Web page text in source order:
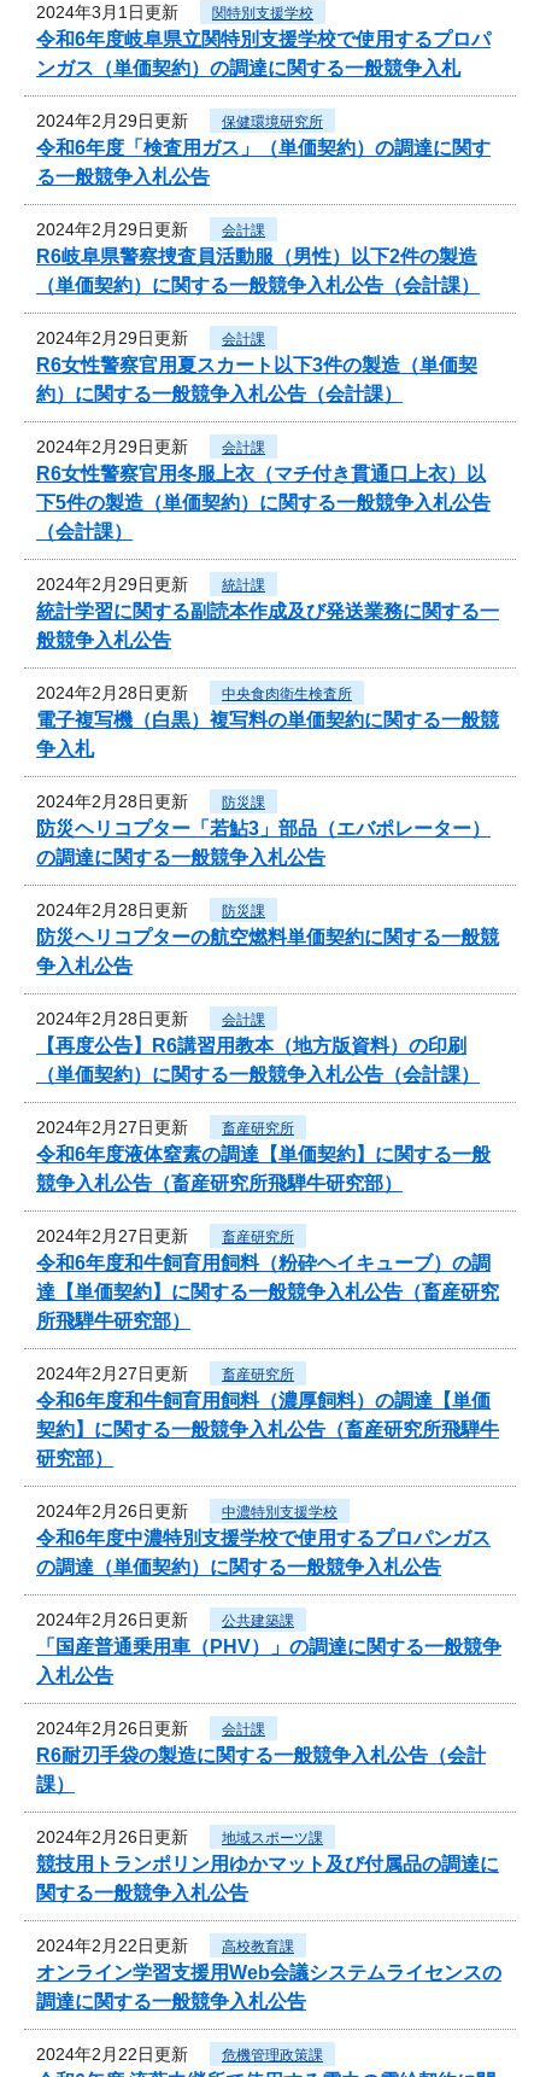
2024年3月1日更新 関特別支援学校
令和6年度岐阜県立関特別支援学校で使用するプロパ
ンガス（単価契約）の調達に関する一般競争入札
2024年2月29日更新 保健環境研究所
令和6年度「検査用ガス」（単価契約）の調達に関す
る一般競争入札公告
2024年2月29日更新 会計課
R6岐阜県警察捜査員活動服（男性）以下2件の製造
（単価契約）に関する一般競争入札公告（会計課）
2024年2月29日更新 会計課
R6女性警察官用夏スカート以下3件の製造（単価契
約）に関する一般競争入札公告（会計課）
2024年2月29日更新 会計課
R6女性警察官用冬服上衣（マチ付き貫通口上衣）以
下5件の製造（単価契約）に関する一般競争入札公告
（会計課）
2024年2月29日更新 統計課
統計学習に関する副読本作成及び発送業務に関する一
般競争入札公告
2024年2月28日更新 中央食肉衛生検査所
電子複写機（白黒）複写料の単価契約に関する一般競
争入札
2024年2月28日更新 防災課
防災ヘリコプター「若鮎3」部品（エバポレーター）
の調達に関する一般競争入札公告
2024年2月28日更新 防災課
防災ヘリコプターの航空燃料単価契約に関する一般競
争入札公告
2024年2月28日更新 会計課
【再度公告】R6講習用教本（地方版資料）の印刷
（単価契約）に関する一般競争入札公告（会計課）
2024年2月27日更新 畜産研究所
令和6年度液体窒素の調達【単価契約】に関する一般
競争入札公告（畜産研究所飛騨牛研究部）
2024年2月27日更新 畜産研究所
令和6年度和牛飼育用飼料（粉砕ヘイキューブ）の調
達【単価契約】に関する一般競争入札公告（畜産研究
所飛騨牛研究部）
2024年2月27日更新 畜産研究所
令和6年度和牛飼育用飼料（濃厚飼料）の調達【単価
契約】に関する一般競争入札公告（畜産研究所飛騨牛
研究部）
2024年2月26日更新 中濃特別支援学校
令和6年度中濃特別支援学校で使用するプロパンガス
の調達（単価契約）に関する一般競争入札公告
2024年2月26日更新 公共建築課
「国産普通乗用車（PHV）」の調達に関する一般競争
入札公告
2024年2月26日更新 会計課
R6耐刃手袋の製造に関する一般競争入札公告（会計
課）
2024年2月26日更新 地域スポーツ課
競技用トランポリン用ゆかマット及び付属品の調達に
関する一般競争入札公告
2024年2月22日更新 高校教育課
オンライン学習支援用Web会議システムライセンスの
調達に関する一般競争入札公告
2024年2月22日更新 危機管理政策課